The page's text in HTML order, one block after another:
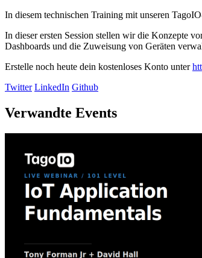
In diesem technischen Training mit unseren
In dieser ersten Session stellen wir die Konzepte
Dashboards und die Zuweisung von Geräten
Erstelle noch heute dein kostenloses Konto unter
Twitter LinkedIn Github
Verwandte Events